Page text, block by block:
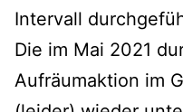
Intervall
Die im Mai 2021
Aufräumaktion im